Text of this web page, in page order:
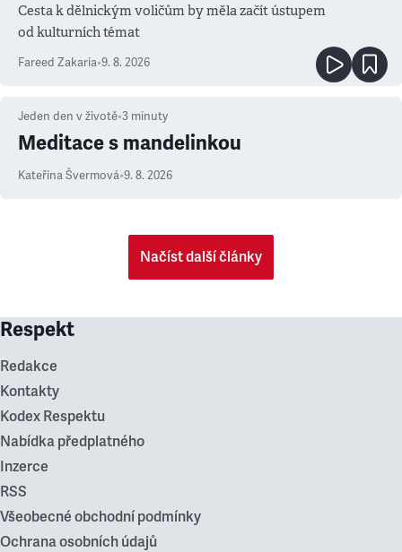
Cesta k dělnickým voličům by měla začít ústupem
od kulturních témat
Fareed Zakaria•9. 8. 2026
Jeden den v životě•3 minuty
Meditace s mandelinkou
Kateřina Švermová•9. 8. 2026
Načíst další články
Respekt
Redakce
Kontakty
Kodex Respektu
Nabídka předplatného
Inzerce
RSS
Všeobecné obchodní podmínky
Ochrana osobních údajů